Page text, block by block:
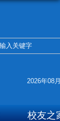
2026年08
校友之